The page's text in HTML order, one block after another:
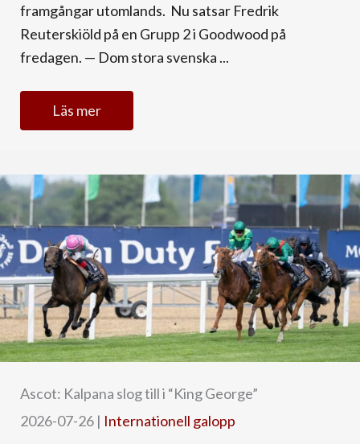
framgångar utomlands. Nu satsar Fredrik
Reuterskiöld på en Grupp 2 i Goodwood på
fredagen. — Dom stora svenska ...
Läs mer
Ascot: Kalpana slog till i “King George”
2026-07-26 | Internationell galopp